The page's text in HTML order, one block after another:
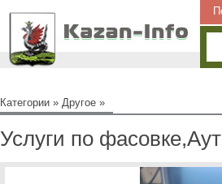
Категории » Другое »
Услуги по